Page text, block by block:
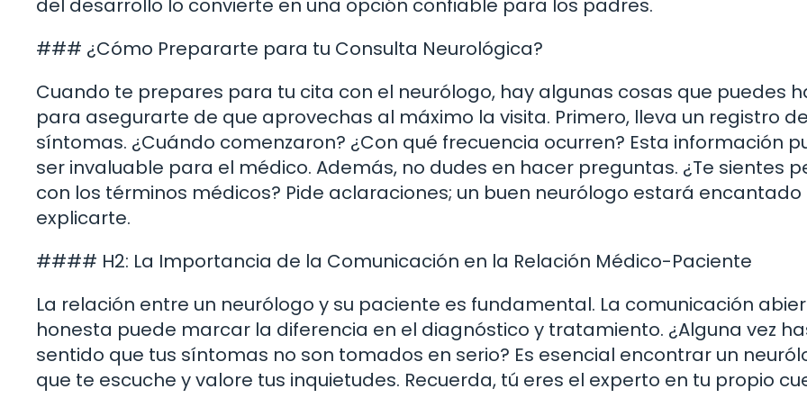
del desarrollo lo convierte en una opción confiable para los padres.
### ¿Cómo Prepararte para tu Consulta Neurológica?
Cuando te prepares para tu cita con el neurólogo, hay algunas cosas que puedes
para asegurarte de que aprovechas al máximo la visita. Primero, lleva un registro
síntomas. ¿Cuándo comenzaron? ¿Con qué frecuencia ocurren? Esta información
ser invaluable para el médico. Además, no dudes en hacer preguntas. ¿Te sientes
con los términos médicos? Pide aclaraciones; un buen neurólogo estará encantado
explicarte.
#### H2: La Importancia de la Comunicación en la Relación Médico-Paciente
La relación entre un neurólogo y su paciente es fundamental. La comunicación
honesta puede marcar la diferencia en el diagnóstico y tratamiento. ¿Alguna vez
sentido que tus síntomas no son tomados en serio? Es esencial encontrar un
que te escuche y valore tus inquietudes. Recuerda, tú eres el experto en tu propio